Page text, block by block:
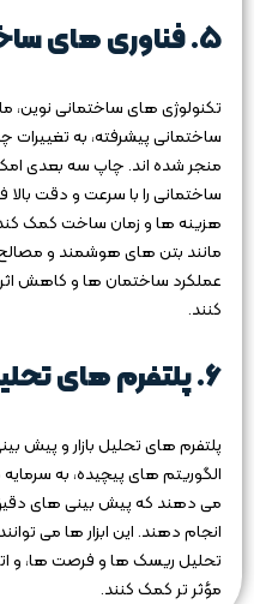
5. فناوری‌ های
تکنولوژی‌ های ساختمانی نوین،
ساختمانی پیشرفته، به
منجر شده‌ اند. چاپ سه‌ بعدی
ساختمانی را با سرعت و دقت
هزینه‌ ها و زمان ساخت کمک
مانند بتن‌ های هوشمند و مصالح
عملکرد ساختمان‌ ها و کاهش
کنند.
6. پلتفرم‌ های
پلتفرم‌ های تحلیل بازار و پیش‌
الگوریتم‌ های پیچیده، به سرمایه‌
می‌ دهند که پیش‌ بینی‌ های دقیق‌
انجام دهند. این ابزار ها می‌
تحلیل ریسک‌ ها و فرصت‌ ها، و
مؤثر تر کمک کنند.